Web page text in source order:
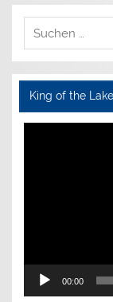
King of the
Video-
00:00